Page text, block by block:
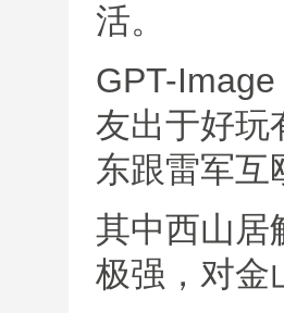
活。
GPT-
友出于好玩
东跟雷军互
其中西山居
极强，对金